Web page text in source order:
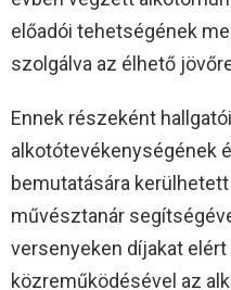
előadói tehetségének
szolgálva az élhető
Ennek részeként
alkotótevékenységének
bemutatására
művésztanár
versenyeken díjakat elért
közreműködésével az